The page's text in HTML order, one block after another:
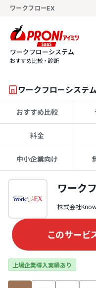
ワークフローEX
ワークフローシステム
おすすめ比較・診断
ワークフローシステム
おすすめ比較
料金
中小企業向け
ワーク
株式会社
このサービ
上場企業導入実績あり